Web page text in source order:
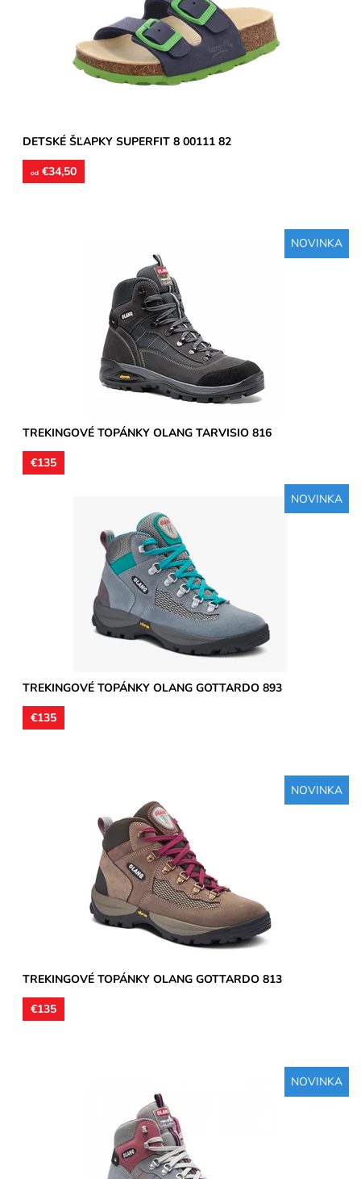
Skladom
Superfit
2 roky
DETSKÉ ŠĽAPKY SUPERFIT 8 00111 82
od €34,50
NOVINKA
Treková pevná obuv vysoká členková, zvršok je vyhotovený z
brúsenej kože, podšívky textilné, stielky tvarované...
Skladom
Olang
2 roky
TREKINGOVÉ TOPÁNKY OLANG TARVISIO 816
€135
NOVINKA
Treková pevná obuv vysoká členková, zvršok je vyhotovený z
brúsenej kože, podšívky textilné, stielky tvarované...
Skladom
Olang
2 roky
TREKINGOVÉ TOPÁNKY OLANG GOTTARDO 893
€135
NOVINKA
Treková pevná obuv vysoká členková, zvršok je vyhotovený z
brúsenej kože, podšívky textilné, stielky tvarované...
Skladom
Olang
2 roky
TREKINGOVÉ TOPÁNKY OLANG GOTTARDO 813
€135
NOVINKA
Treková pevná obuv vysoká členková, zvršok je vyhotovený z
brúsenej kože, podšívky textilné, stielky tvarované...
Skladom
Olang
2 roky